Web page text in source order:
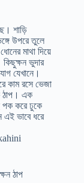
শাড়ি
উপরে তুলে
মাথা দিয়ে
ভুদার
যেখানে।
কাম রসে ভেজা
ঠাপ। এক
পক করে ঢুকে
এই ভাবে ধরে
ঠাপ